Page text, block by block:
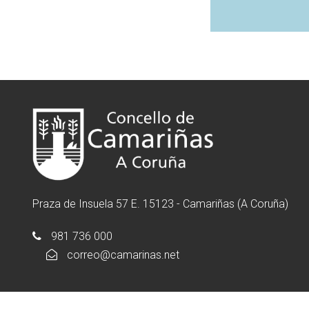
Praza de Insuela 57 E. 15123 - Camariñas (A Coruña)
981 736 000
correo@camarinas.net